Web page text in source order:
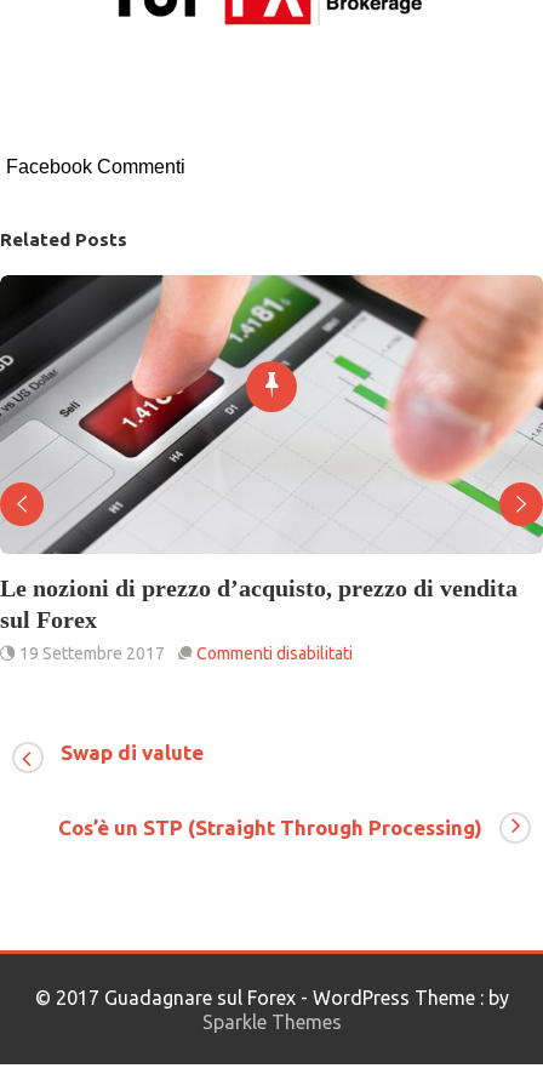
Facebook Commenti
Related Posts
Le nozioni di prezzo d’acquisto, prezzo di vendita
sul Forex
19 Settembre 2017 Commenti disabilitati
vendita
Swap di valute
Cos’è un STP (Straight Through Processing)
© 2017 Guadagnare sul Forex - WordPress Theme : by
Sparkle Themes